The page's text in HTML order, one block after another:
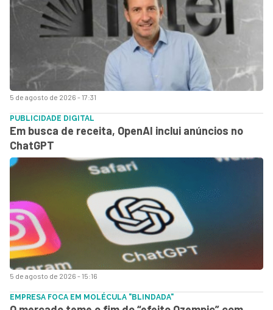
5 de agosto de 2026 - 17:31
5 de agosto de 2026 - 15:16
PUBLICIDADE DIGITAL
Em busca de receita, OpenAI inclui anúncios no
ChatGPT
EMPRESA FOCA EM MOLÉCULA "BLINDADA"